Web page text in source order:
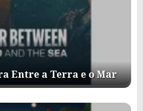
Entre a Terra e o Mar